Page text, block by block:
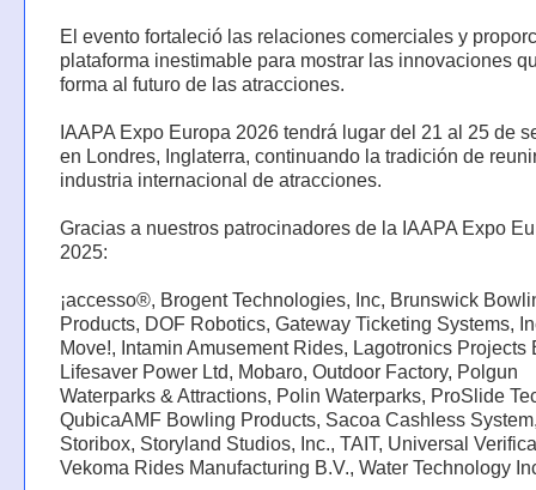
El evento fortaleció las relaciones comerciales y
plataforma inestimable para mostrar las innovaciones
forma al futuro de las atracciones.
IAAPA Expo Europa 2026 tendrá lugar del 21 al 25 de
en Londres, Inglaterra, continuando la tradición de
industria internacional de atracciones.
Gracias a nuestros patrocinadores de la IAAPA Expo
2025:
¡accesso®, Brogent Technologies, Inc, Brunswick
Products, DOF Robotics, Gateway Ticketing Systems,
Move!, Intamin Amusement Rides, Lagotronics Projects
Lifesaver Power Ltd, Mobaro, Outdoor Factory, Polgun
Waterparks & Attractions, Polin Waterparks, ProSlide
QubicaAMF Bowling Products, Sacoa Cashless
Storibox, Storyland Studios, Inc., TAIT, Universal
Vekoma Rides Manufacturing B.V., Water Technology